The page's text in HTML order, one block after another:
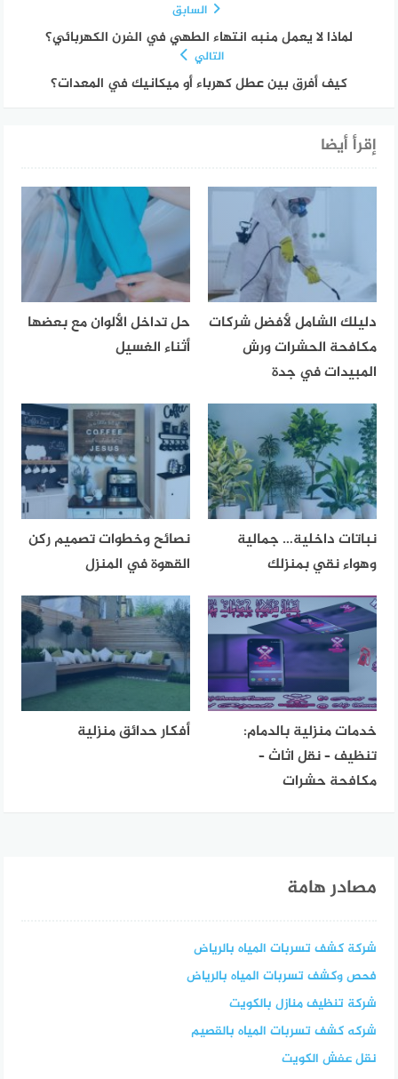
السابق
لماذا لا يعمل منبه انتهاء الطهي في الفرن الكهربائي؟
التالي
كيف أفرق بين عطل كهرباء أو ميكانيك في المعدات؟
إقرأ أيضا
دليلك الشامل لأفضل شركات
مكافحة الحشرات ورش
المبيدات في جدة
حل تداخل الألوان مع بعضها
أثناء الغسيل
نباتات داخلية… جمالية
وهواء نقي بمنزلك
نصائح وخطوات تصميم ركن
القهوة في المنزل
خدمات منزلية بالدمام:
تنظيف – نقل اثاث –
مكافحة حشرات
أفكار حدائق منزلية
مصادر هامة
شركة كشف تسربات المياه بالرياض
فحص وكشف تسربات المياه بالرياض
شركة تنظيف منازل بالكويت
شركه كشف تسربات المياه بالقصيم
نقل عفش الكويت